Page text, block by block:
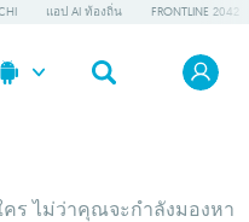
แอป AI ท้องถิ่น FRONTLINE 2042
ร ไม่ว่าคุณจะกำลังมองหา